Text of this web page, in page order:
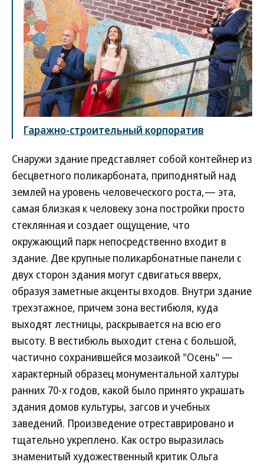
Гаражно-строительный корпоратив
Снаружи здание представляет собой контейнер из
бесцветного поликарбоната, приподнятый над
землей на уровень человеческого роста,— эта,
самая близкая к человеку зона постройки просто
стеклянная и создает ощущение, что
окружающий парк непосредственно входит в
здание. Две крупные поликарбонатные панели с
двух сторон здания могут сдвигаться вверх,
образуя заметные акценты входов. Внутри здание
трехэтажное, причем зона вестибюля, куда
выходят лестницы, раскрывается на всю его
высоту. В вестибюль выходит стена с большой,
частично сохранившейся мозаикой "Осень" —
характерный образец монументальной халтуры
ранних 70-х годов, какой было принято украшать
здания домов культуры, загсов и учебных
заведений. Произведение отреставрировано и
тщательно укреплено. Как остро выразилась
знаменитый художественный критик Ольга